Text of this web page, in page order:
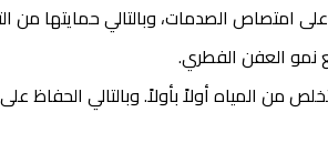
امتصاص الصدمات، وبالتالي حمايتها من
نمو العفن الفطري.
المياه أولاً بأولاً. وبالتالي الحفاظ